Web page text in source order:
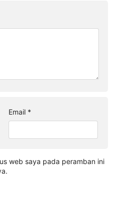
Email *
web saya pada peramban ini